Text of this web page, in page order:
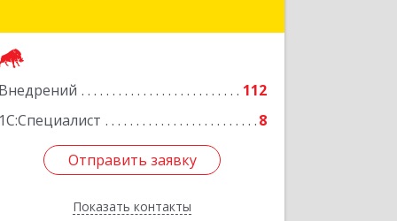
Внедрений
112
1С:Специалист
8
Отправить заявку
Показать контакты
№ 4
Отправить заявку
Назад